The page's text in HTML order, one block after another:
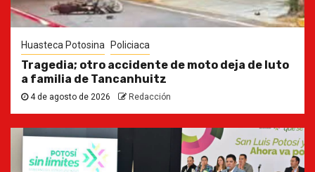
Huasteca Potosina Policiaca
Tragedia; otro accidente de moto deja de luto
a familia de Tancanhuitz
4 de agosto de 2026 Redacción